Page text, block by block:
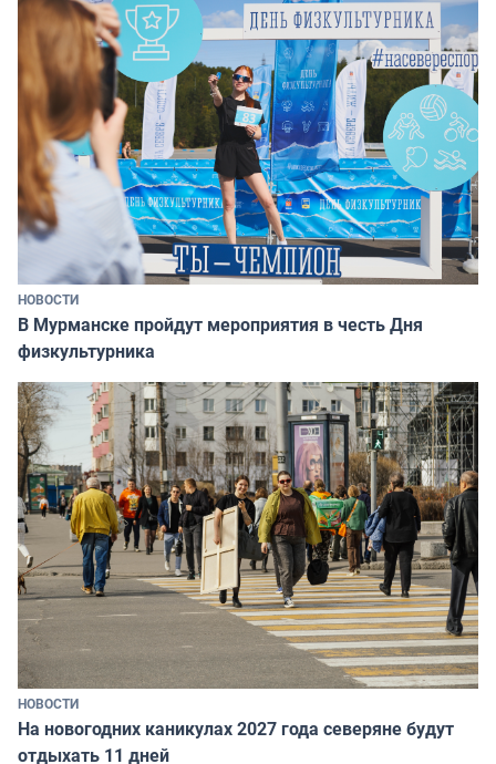
НОВОСТИ
В Мурманске пройдут мероприятия в честь Дня
физкультурника
НОВОСТИ
На новогодних каникулах 2027 года северяне будут
отдыхать 11 дней